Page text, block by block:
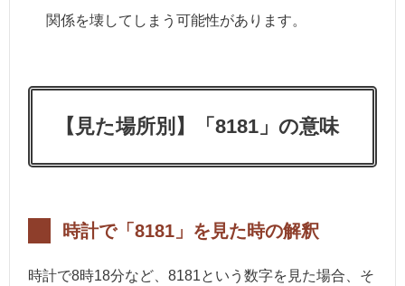
関係を壊してしまう可能性があります。
【見た場所別】「8181」の意味
時計で「8181」を見た時の解釈
時計で8時18分など、8181という数字を見た場合、そ